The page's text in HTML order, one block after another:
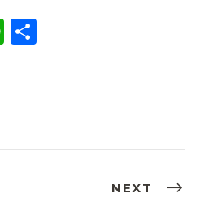
W
p ti
NEXT